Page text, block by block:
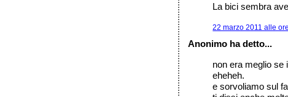
La bici sembra
22 marzo 2011 alle
Anonimo ha detto...
non era meglio se
eheheh.
e sorvoliamo sul